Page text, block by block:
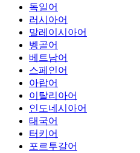
독일어
러시아어
말레이시아어
벵골어
베트남어
스페인어
아랍어
이탈리아어
인도네시아어
태국어
터키어
포르투갈어